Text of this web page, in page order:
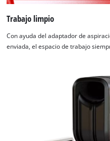
Trabajo limpio
Con ayuda del adaptador de
enviada, el espacio de trabajo